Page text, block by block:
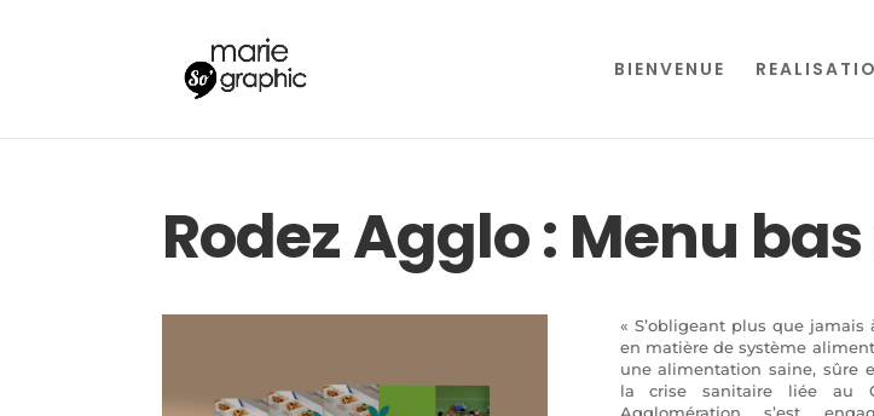
BIENVENUE
Rodez Agglo : Menu
« S’obligeant plus que jamais
en matière de système
une alimentation saine, sûre
la crise sanitaire liée au